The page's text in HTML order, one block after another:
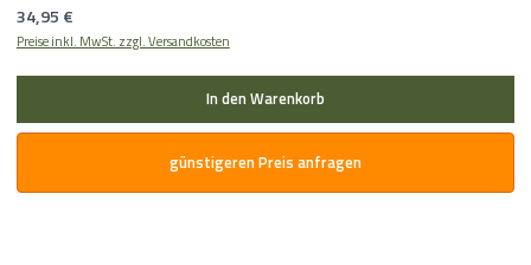
Regulärer Preis:
34,95 €
Preise inkl. MwSt. zzgl. Versandkosten
In den Warenkorb
günstigeren Preis anfragen